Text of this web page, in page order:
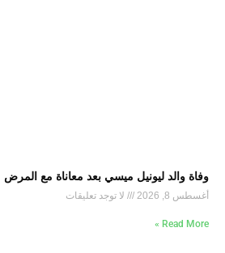
وفاة والد ليونيل ميسي بعد معاناة مع المرض
أغسطس 8, 2026 لا توجد تعليقات
Read More »